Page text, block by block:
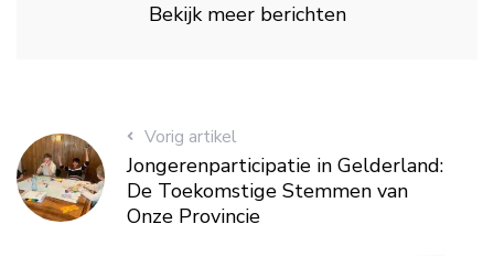
Bekijk meer berichten
Vorig artikel
Jongerenparticipatie in Gelderland:
De Toekomstige Stemmen van
Onze Provincie